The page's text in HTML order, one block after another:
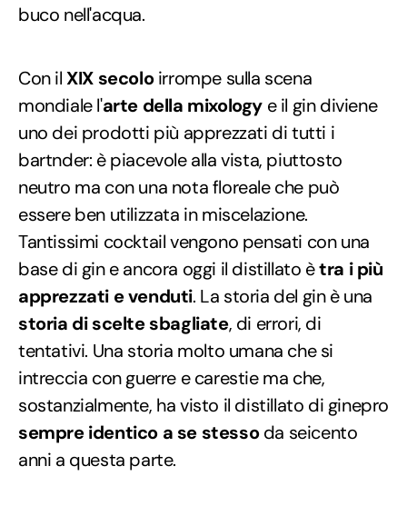
buco nell'acqua.
Con ilXIX secoloirrompe sulla scena
mondiale l'arte della mixology e il gin diviene
uno dei prodotti più apprezzati di tutti i
bartnder: è piacevole alla vista, piuttosto
neutro ma con una nota floreale che può
essere ben utilizzata in miscelazione.
Tantissimi cocktail vengono pensati con una
base di gin e ancora oggi il distillato ètra i più
apprezzati e venduti. La storia del gin è una
storia di scelte sbagliate, di errori, di
tentativi. Una storia molto umana che si
intreccia con guerre e carestie ma che,
sostanzialmente, ha visto il distillato di ginepro
sempre identico a se stessoda seicento
anni a questa parte.